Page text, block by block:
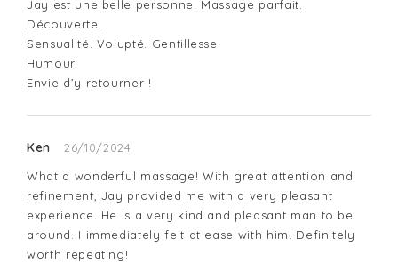
Jay est une belle personne. Massage parfait.
Découverte.
Sensualité. Volupté. Gentillesse.
Humour.
Envie d’y retourner !
Ken
26/10/2024
What a wonderful massage! With great attention and
refinement, Jay provided me with a very pleasant
experience. He is a very kind and pleasant man to be
around. I immediately felt at ease with him. Definitely
worth repeating!